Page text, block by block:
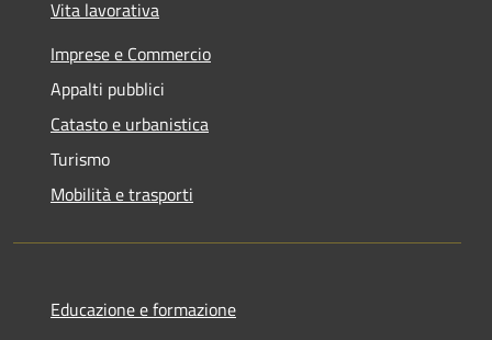
Vita lavorativa
Imprese e Commercio
Appalti pubblici
Catasto e urbanistica
Turismo
Mobilità e trasporti
Educazione e formazione